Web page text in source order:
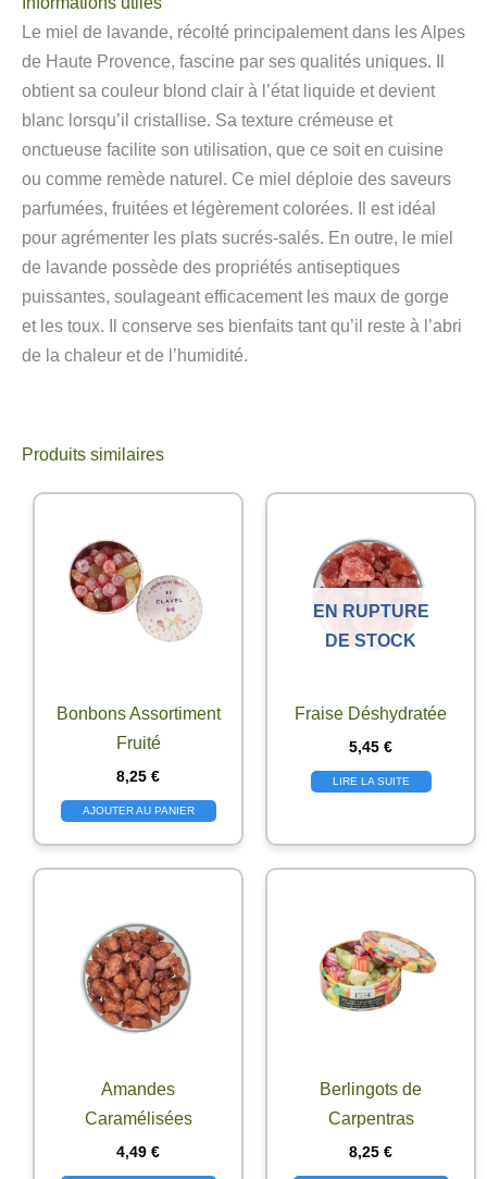
Le miel de lavande, récolté principalement dans les Alpes
de Haute Provence, fascine par ses qualités uniques. Il
obtient sa couleur blond clair à l’état liquide et devient
blanc lorsqu’il cristallise. Sa texture crémeuse et
onctueuse facilite son utilisation, que ce soit en cuisine
ou comme remède naturel. Ce miel déploie des saveurs
parfumées, fruitées et légèrement colorées. Il est idéal
pour agrémenter les plats sucrés-salés. En outre, le miel
de lavande possède des propriétés antiseptiques
puissantes, soulageant efficacement les maux de gorge
et les toux. Il conserve ses bienfaits tant qu’il reste à l’abri
de la chaleur et de l’humidité.
Produits similaires
Bonbons Assortiment
Fruité
8,25 €
AJOUTER AU PANIER
EN RUPTURE
DE STOCK
Fraise Déshydratée
5,45 €
LIRE LA SUITE
Amandes
Caramélisées
4,49 €
Berlingots de
Carpentras
8,25 €